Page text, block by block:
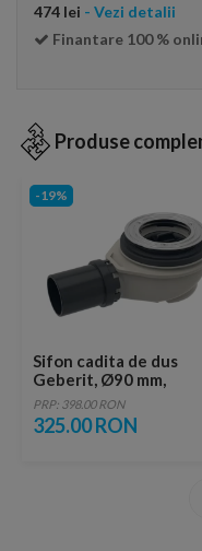
474 lei - Vezi detalii
Finantare 100 %
Produse
-19%
Sifon cadita de dus
Geberit, Ø90 mm,
inaltimea garzii
hidraulice 50 mm
PRP: 398.00 RON
325.00 RON